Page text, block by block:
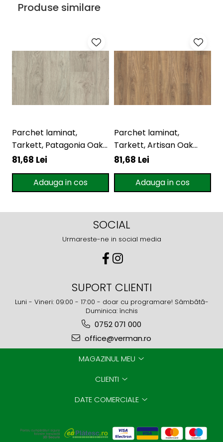
Produse similare
Parchet laminat,
Tarkett, Patagonia Oak
Light, 8 mm, 4V
81,68 Lei
Adauga in cos
Parchet laminat,
Tarkett, Artisan Oak
Natural, 8 mm, 4V
81,68 Lei
Adauga in cos
SOCIAL
Urmareste-ne in social media
SUPORT CLIENTI
Luni - Vineri: 09:00 - 17:00 - doar cu programare! Sâmbătă-
Duminica: închis
0752 071 000
office@verman.ro
MAGAZINUL MEU
CLIENTI
DATE COMERCIALE